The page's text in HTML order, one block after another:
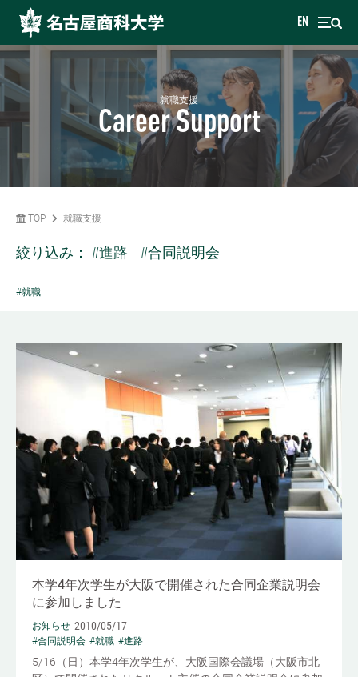
EN
就職支援
Career Support
TOP 就職支援
絞り込み： #進路 #合同説明会
#就職
本学4年次学生が大阪で開催された合同企業説明会
に参加しました
お知らせ 2010/05/17
#合同説明会 #就職 #進路
5/16（日）本学4年次学生が、大阪国際会議場（大阪市北